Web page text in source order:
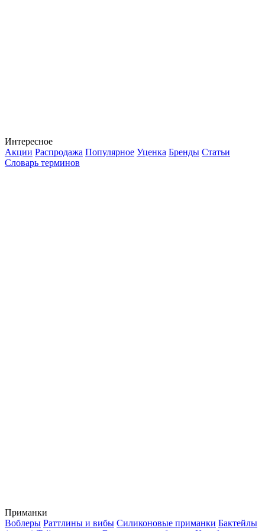
Интересное
Акции Распродажа Популярное Уценка Бренды Статьи
Словарь терминов
Приманки
Воблеры Раттлины и вибы Силиконовые приманки Бактейлы